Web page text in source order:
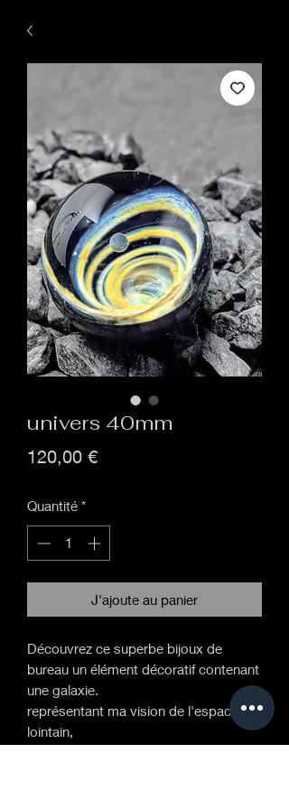
univers 40mm
120,00 €Prix
Quantité *
J'ajoute au panier
Découvrez ce superbe bijoux de
bureau un élément décoratif contenant
une galaxie.
représentant ma vision de l'espace
lointain,